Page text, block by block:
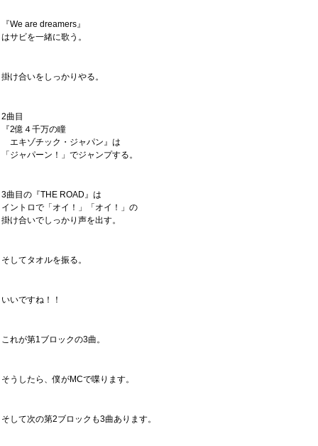
『We are dreamers』
はサビを一緒に歌う。
掛け合いをしっかりやる。
2曲目
『2億４千万の瞳
エキゾチック・ジャパン』は
「ジャパーン！」でジャンプする。
3曲目の『THE ROAD』は
イントロで「オイ！」「オイ！」の
掛け合いでしっかり声を出す。
そしてタオルを振る。
いいですね！！
これが第1ブロックの3曲。
そうしたら、僕がMCで喋ります。
そして次の第2ブロックも3曲あります。